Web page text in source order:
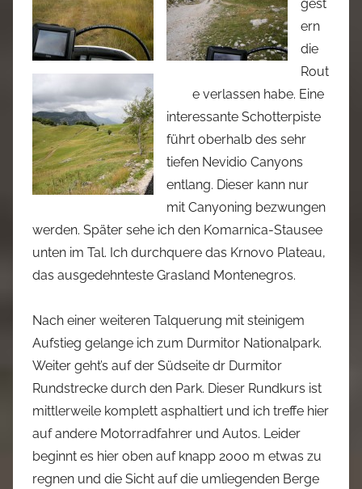
gest
ern
die
Rout
e verlassen habe. Eine
interessante Schotterpiste
führt oberhalb des sehr
tiefen Nevidio Canyons
entlang. Dieser kann nur
mit Canyoning bezwungen
werden. Später sehe ich den Komarnica-Stausee
unten im Tal. Ich durchquere das Krnovo Plateau,
das ausgedehnteste Grasland Montenegros.
Nach einer weiteren Talquerung mit steinigem
Aufstieg gelange ich zum Durmitor Nationalpark.
Weiter geht’s auf der Südseite dr Durmitor
Rundstrecke durch den Park. Dieser Rundkurs ist
mittlerweile komplett asphaltiert und ich treffe hier
auf andere Motorradfahrer und Autos. Leider
beginnt es hier oben auf knapp 2000 m etwas zu
regnen und die Sicht auf die umliegenden Berge